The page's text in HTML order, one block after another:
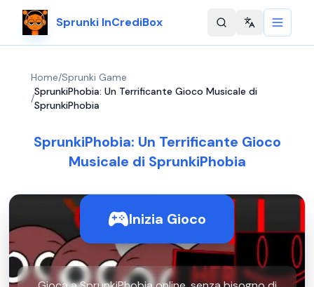
Sprunki InCrediBox Change
Home/Sprunki Game
/
SprunkiPhobia: Un Terrificante Gioco Musicale di
SprunkiPhobia
SprunkiPhobia: Un Terrificante Gioco
Musicale di SprunkiPhobia
Inizia Gioco